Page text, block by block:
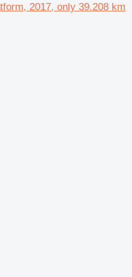
2017, only 39.208 km